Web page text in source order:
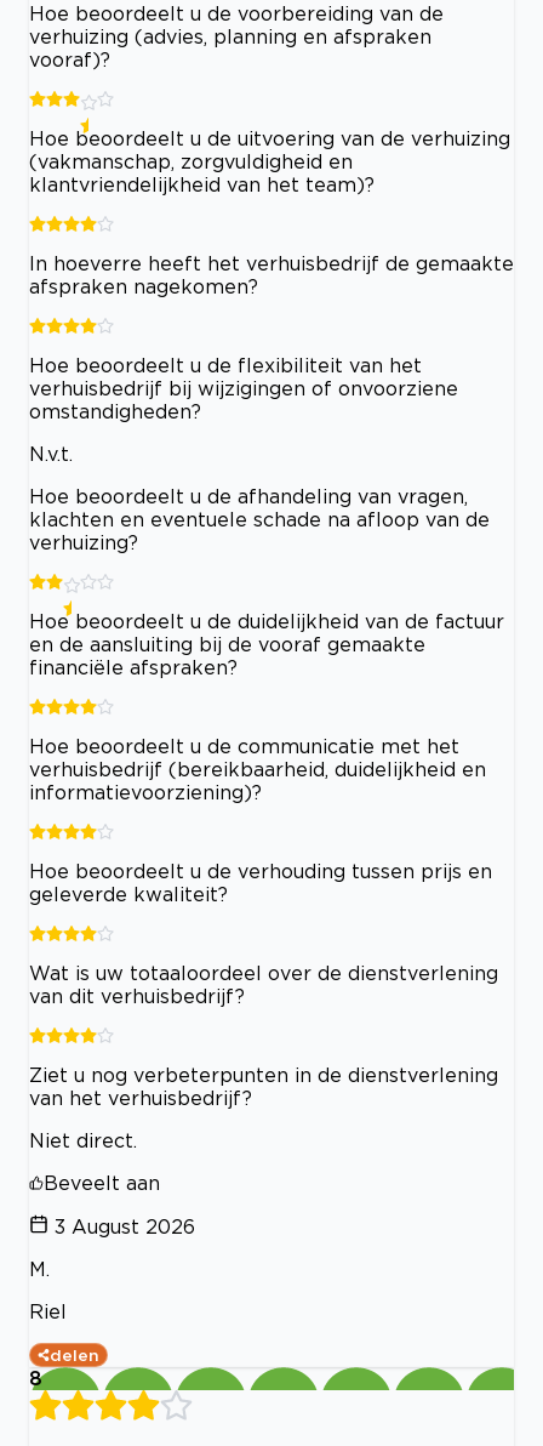
Hoe beoordeelt u de voorbereiding van de
verhuizing (advies, planning en afspraken
vooraf)?
Hoe beoordeelt u de uitvoering van de verhuizing
(vakmanschap, zorgvuldigheid en
klantvriendelijkheid van het team)?
In hoeverre heeft het verhuisbedrijf de gemaakte
afspraken nagekomen?
Hoe beoordeelt u de flexibiliteit van het
verhuisbedrijf bij wijzigingen of onvoorziene
omstandigheden?
N.v.t.
Hoe beoordeelt u de afhandeling van vragen,
klachten en eventuele schade na afloop van de
verhuizing?
Hoe beoordeelt u de duidelijkheid van de factuur
en de aansluiting bij de vooraf gemaakte
financiële afspraken?
Hoe beoordeelt u de communicatie met het
verhuisbedrijf (bereikbaarheid, duidelijkheid en
informatievoorziening)?
Hoe beoordeelt u de verhouding tussen prijs en
geleverde kwaliteit?
Wat is uw totaaloordeel over de dienstverlening
van dit verhuisbedrijf?
Ziet u nog verbeterpunten in de dienstverlening
van het verhuisbedrijf?
Niet direct.
Beveelt aan
3 August 2026
M.
Riel
delen
8